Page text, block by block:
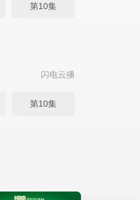
第10集
闪电云播
第10集